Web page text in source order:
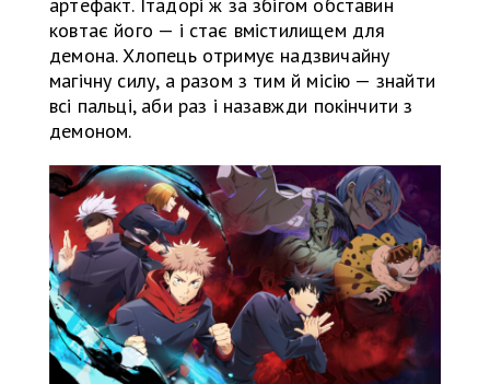
артефакт. Ітадорі ж за збігом обставин
ковтає його — і стає вмістилищем для
демона. Хлопець отримує надзвичайну
магічну силу, а разом з тим й місію — знайти
всі пальці, аби раз і назавжди покінчити з
демоном.